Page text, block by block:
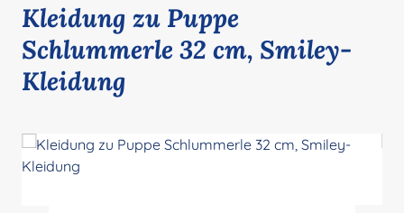
Kleidung zu Puppe
Schlummerle 32 cm, Smiley-
Kleidung